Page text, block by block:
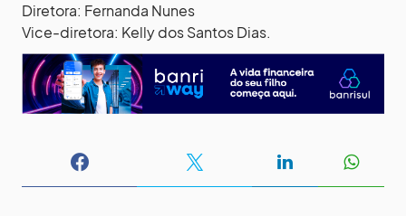
Diretora: Fernanda Nunes
Vice-diretora: Kelly dos Santos Dias.